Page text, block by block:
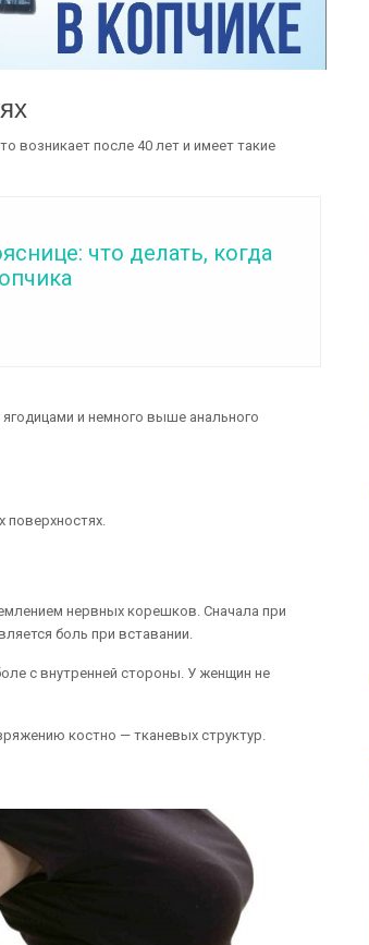
возникает после 40 лет и имеет такие
что делать, когда
и немного выше анального
поверхностях.
нервных корешков. Сначала при
боль при вставании.
с внутренней стороны. У женщин не
костно — тканевых структур.